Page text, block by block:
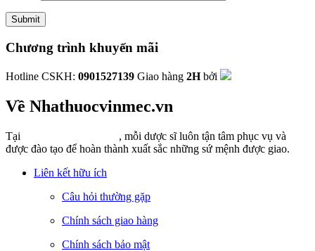
Chương trình khuyến mãi
Hotline CSKH: 0901527139 Giao hàng 2Hbởi
Về Nhathuocvinmec.vn
Tại
, mỗi dược sĩ luôn tận tâm phục vụ và
được đào tạo để hoàn thành xuất sắc những sứ mệnh được giao.
Liên kết hữu ích
Câu hỏi thường gặp
Chính sách giao hàng
Chính sách bảo mật